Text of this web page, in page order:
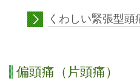
くわしい緊張型
偏頭痛（片頭痛）